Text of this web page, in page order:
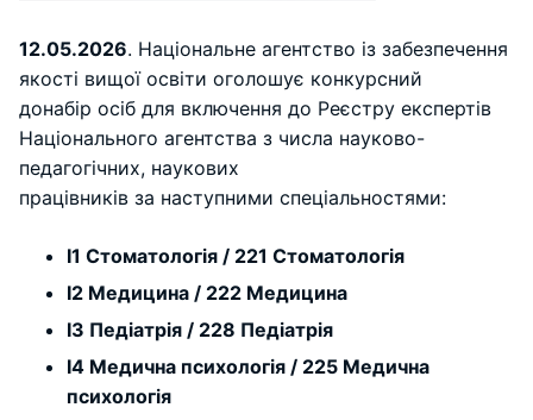
12.05.2026. Національне агентство із забезпечення
якості вищої освіти оголошує конкурсний
донабір осіб для включення до Реєстру експертів
Національного агентства з числа науково-
педагогічних, наукових
працівників за наступними спеціальностями:
I1 Стоматологія / 221 Стоматологія
I2 Медицина / 222 Медицина
I3 Педіатрія / 228 Педіатрія
I4 Медична психологія / 225 Медична
психологія